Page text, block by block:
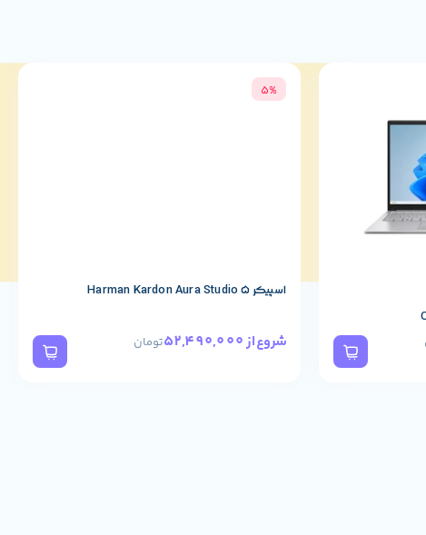
اسپیکر Harman Kardon Aura Studio 5
شروع از52,490,000 تومان
5%